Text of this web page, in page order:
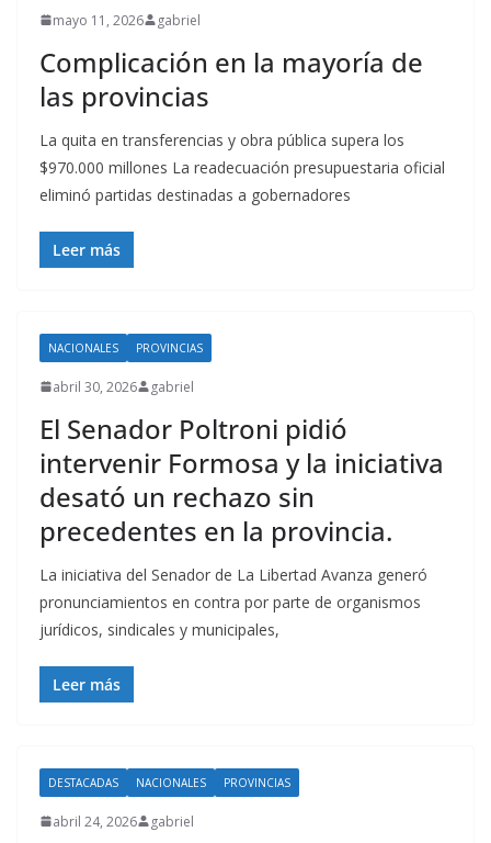
mayo 11, 2026 gabriel
Complicación en la mayoría de
las provincias
La quita en transferencias y obra pública supera los
$970.000 millones La readecuación presupuestaria oficial
eliminó partidas destinadas a gobernadores
Leer más
NACIONALES PROVINCIAS
abril 30, 2026 gabriel
El Senador Poltroni pidió
intervenir Formosa y la iniciativa
desató un rechazo sin
precedentes en la provincia.
La iniciativa del Senador de La Libertad Avanza generó
pronunciamientos en contra por parte de organismos
jurídicos, sindicales y municipales,
Leer más
DESTACADAS NACIONALES PROVINCIAS
abril 24, 2026 gabriel